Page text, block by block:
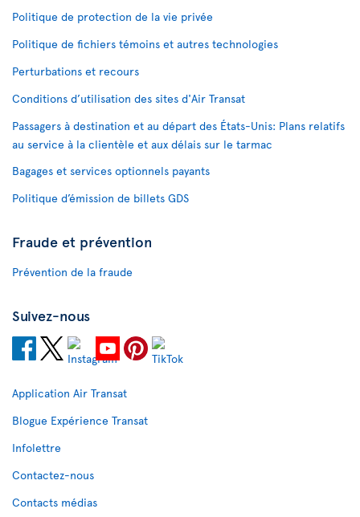
Politique de protection de la vie privée
Politique de fichiers témoins et autres technologies
Perturbations et recours
Conditions d’utilisation des sites d'Air Transat
Passagers à destination et au départ des États-Unis: Plans relatifs
au service à la clientèle et aux délais sur le tarmac
Bagages et services optionnels payants
Politique d’émission de billets GDS
Fraude et prévention
Prévention de la fraude
Suivez-nous
Application Air Transat
Blogue Expérience Transat
Infolettre
Contactez-nous
Contacts médias